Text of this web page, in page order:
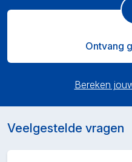
Ontvang
Bereken
Veelgestelde vragen